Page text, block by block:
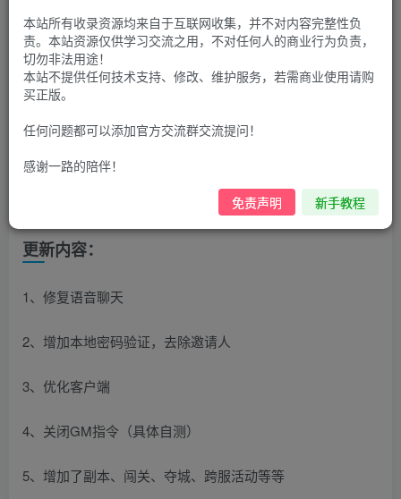
运营后台+安卓苹果双端+GM授权后台
G币30 G币100
更新内容：
1、修复语音聊天
2、增加本地密码验证，去除邀请人
3、优化客户端
4、关闭GM指令（具体自测）
5、增加了副本、闯关、夺城、跨服活动等等
本站所有收录资源均来自于互联网收集，并不对内容完整性负
责。本站资源仅供学习交流之用，不对任何人的商业行为负责，
切勿非法用途！
本站不提供任何技术支持、修改、维护服务，若需商业使用请购
买正版。
任何问题都可以添加官方交流群交流提问！
感谢一路的陪伴！
免责声明 新手教程